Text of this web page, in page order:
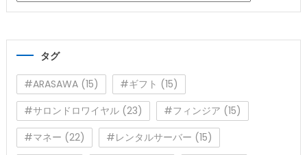
テ
タグ
#ARASAWA(15) #ギフト (15)
#サロンドロワイヤル(23) #フィンジア (15)
#マネー (22) #レンタルサーバー (15)